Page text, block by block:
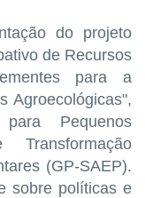
do projeto
de Recursos
para a
Agroecológicas",
Pequenos
Transformação
(GP-SAEP).
sobre políticas e